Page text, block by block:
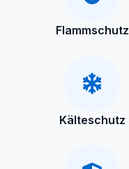
Flammschutz
Kälteschutz